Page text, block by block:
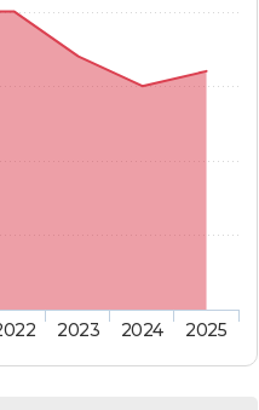
2023 2024 2025